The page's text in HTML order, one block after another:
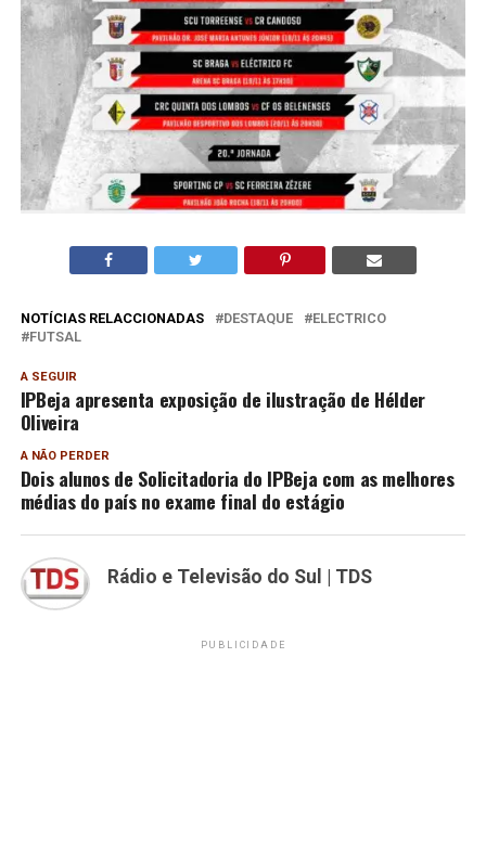
NOTÍCIAS RELACCIONADAS DESTAQUE
ELECTRICO
FUTSAL
A SEGUIR
IPBeja apresenta exposição de ilustração de Hélder
Oliveira
A NÃO PERDER
Dois alunos de Solicitadoria do IPBeja com as melhores
médias do país no exame final do estágio
Rádio e Televisão do Sul | TDS
PUBLICIDADE